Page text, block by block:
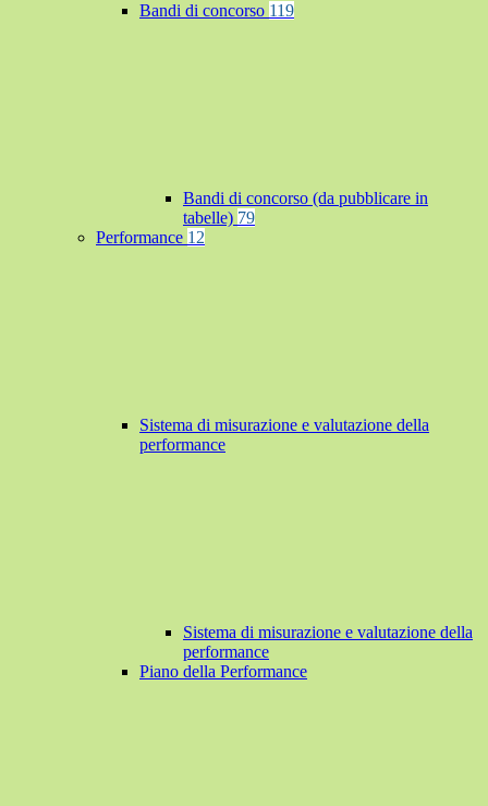
Bandi di concorso 119
Bandi di concorso (da pubblicare in
tabelle) 79
Performance 12
Sistema di misurazione e valutazione della
performance
Sistema di misurazione e valutazione della
performance
Piano della Performance